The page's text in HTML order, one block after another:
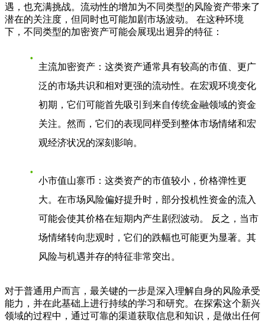
遇，也充满挑战。流动性的增加为不同类型的风险资产带来了
潜在的关注度，但同时也可能加剧市场波动。 在这种环境
下，不同类型的加密资产可能会展现出迥异的特征：
主流加密资产 ：这类资产通常具有较高的市值、更广
泛的市场共识和相对更强的流动性。在宏观环境变化
初期，它们可能首先吸引到来自传统金融领域的资金
关注。然而，它们的表现同样受到整体市场情绪和宏
观经济状况的深刻影响。
小市值山寨币 ：这类资产的市值较小，价格弹性更
大。在市场风险偏好提升时，部分投机性资金的流入
可能会使其价格在短期内产生剧烈波动。 反之，当市
场情绪转向悲观时，它们的跌幅也可能更为显著。其
风险与机遇并存的特征非常突出。
对于普通用户而言，最关键的一步是深入理解自身的风险承受
能力，并在此基础上进行持续的学习和研究。在探索这个新兴
领域的过程中，通过可靠的渠道获取信息和知识，是做出任何